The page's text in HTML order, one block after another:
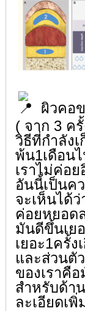
ผิวคอ
( จาก 3 ค
วิธีที่กำลัง
พ้น1เดือน
เราไม่ค่อ
อันนี้เป็นค
จะเห็นได้ว่
ค่อยหยอด
มันดีขึ้นเย
เยอะ1ครั้ง
และส่วนตั
ของเราคื
สำหรับด้า
ละเอียดเพิ่